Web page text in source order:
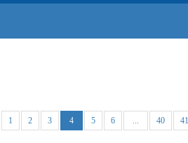
1 2 3 4 5 6 ... 40 41